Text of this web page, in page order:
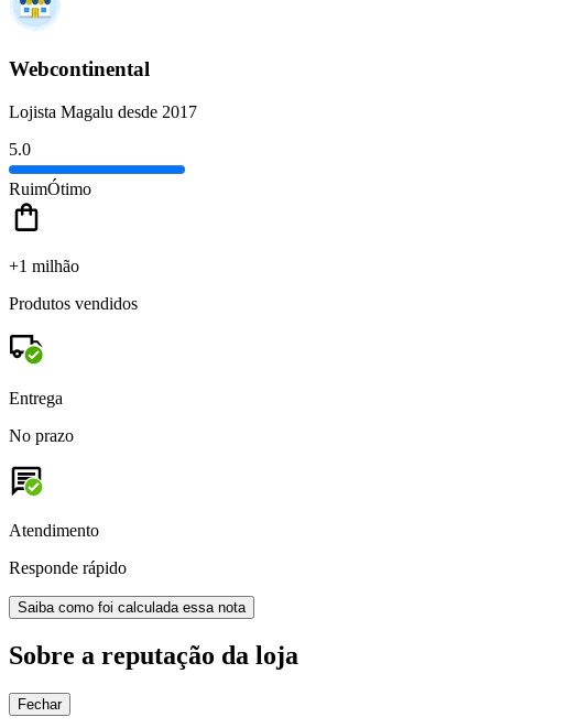
Webcontinental
Lojista Magalu desde 2017
5.0
RuimÓtimo
+1 milhão
Produtos vendidos
Entrega
No prazo
Atendimento
Responde rápido
Saiba como foi calculada essa nota
Sobre a reputação da loja
Fechar